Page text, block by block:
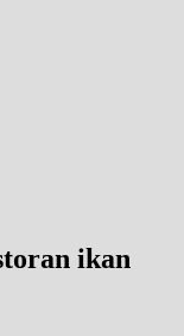
ikan